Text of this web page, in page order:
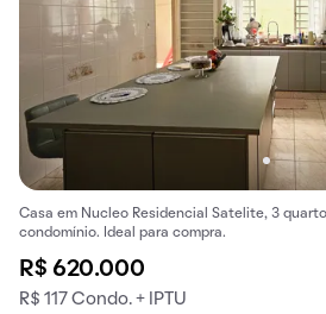
Casa em Nucleo Residencial Satelite, 3
condomínio. Ideal para compra.
R$ 620.000
R$ 117 Condo. + IPTU